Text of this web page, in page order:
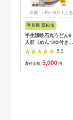
出典：JRE MALLふる
香川県 高松市
半生讃岐石丸うどん6
人前（めんつゆ付き）
麺300g×2袋
5.0
寄付金額: 5,000 円